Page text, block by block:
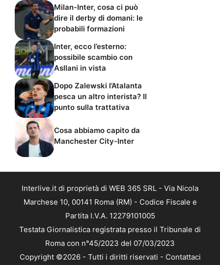
Milan-Inter, cosa ci può
dire il derby di domani: le
probabili formazioni
Inter, ecco l’esterno:
possibile scambio con
Asllani in vista
Dopo Zalewski l’Atalanta
pesca un altro interista? Il
punto sulla trattativa
Cosa abbiamo capito da
Manchester City-Inter
Interlive.it di proprietà di WEB 365 SRL - Via Nicola
Marchese 10, 00141 Roma (RM) - Codice Fiscale e
Partita I.V.A. 12279101005
Testata Giornalistica registrata presso il Tribunale di
Roma con n°45/2023 del 07/03/2023
Copyright ©2026 - Tutti i diritti riservati - Contattaci